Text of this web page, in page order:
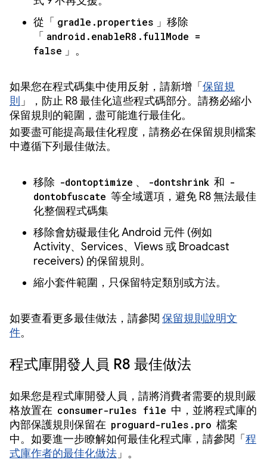
從「 gradle.properties 」移除
「 android.enableR8.fullMode =
false 」。
如果您在程式碼集中使用反射，請新增「 保留規
則 」，防止 R8 最佳化這些程式碼部分。請務必縮小
保留規則的範圍，盡可能進行最佳化。
如要盡可能提高最佳化程度，請務必在保留規則檔案
中遵循下列最佳做法。
移除 -dontoptimize 、 -dontshrink 和 -
dontobfuscate 等全域選項，避免 R8 無法最佳
化整個程式碼集
移除會妨礙最佳化 Android 元件 (例如
Activity、Services、Views 或 Broadcast
receivers) 的保留規則。
縮小套件範圍，只保留特定類別或方法。
如要查看更多最佳做法，請參閱 保留規則說明文
件。
程式庫開發人員 R8 最佳做法
如果您是程式庫開發人員，請將消費者需要的規則嚴
格放置在 consumer-rules file 中，並將程式庫的
內部保護規則保留在 proguard-rules.pro 檔案
中。如要進一步瞭解如何最佳化程式庫，請參閱「 程
式庫作者的最佳化做法 」。